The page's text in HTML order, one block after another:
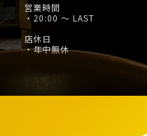
営業時間
・20:00 ～ LAST
店休日
・年中無休